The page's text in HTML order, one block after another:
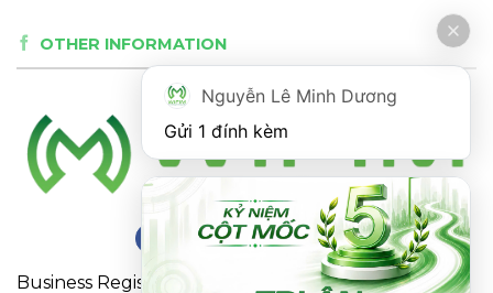
OTHER INFORMATION
Business Registration Certificate No. 0316863281
Nguyễn Lê Minh Dương
Gửi 1 đính kèm